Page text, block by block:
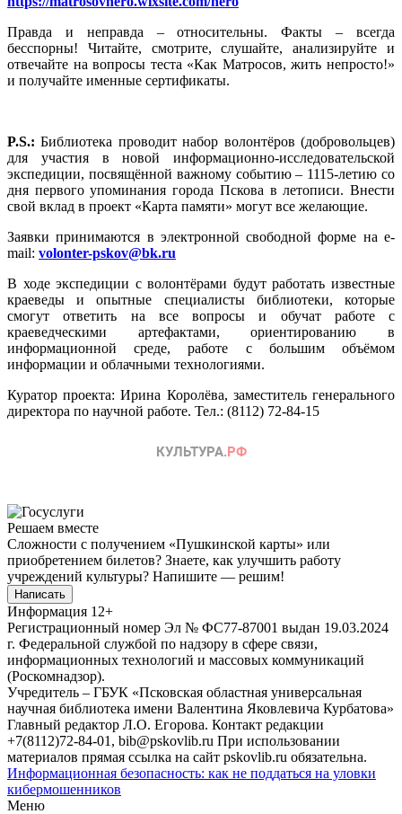
Правда и неправда – относительны. Факты – всегда
бесспорны! Читайте, смотрите, слушайте, анализируйте и
отвечайте на вопросы теста «Как Матросов, жить непросто!»
и получайте именные сертификаты.
P.S.: Библиотека проводит набор волонтёров (добровольцев)
для участия в новой информационно-исследовательской
экспедиции, посвящённой важному событию – 1115-летию со
дня первого упоминания города Пскова в летописи. Внести
свой вклад в проект «Карта памяти» могут все желающие.
Заявки принимаются в электронной свободной форме на e-
mail: volonter-pskov@bk.ru
В ходе экспедиции с волонтёрами будут работать известные
краеведы и опытные специалисты библиотеки, которые
смогут ответить на все вопросы и обучат работе с
краеведческими артефактами, ориентированию в
информационной среде, работе с большим объёмом
информации и облачными технологиями.
Куратор проекта: Ирина Королёва, заместитель генерального
директора по научной работе. Тел.: (8112) 72-84-15
Решаем вместе
Сложности с получением «Пушкинской карты» или
приобретением билетов? Знаете, как улучшить работу
учреждений культуры? Напишите — решим!
Написать
Информация 12+
Регистрационный номер Эл № ФС77-87001 выдан 19.03.2024
г. Федеральной службой по надзору в сфере связи,
информационных технологий и массовых коммуникаций
(Роскомнадзор).
Учредитель – ГБУК «Псковская областная универсальная
научная библиотека имени Валентина Яковлевича Курбатова»
Главный редактор Л.О. Егорова. Контакт редакции
+7(8112)72-84-01, bib@pskovlib.ru При использовании
материалов прямая ссылка на сайт pskovlib.ru обязательна.
Информационная безопасность: как не поддаться на уловки
кибермошенников
Меню